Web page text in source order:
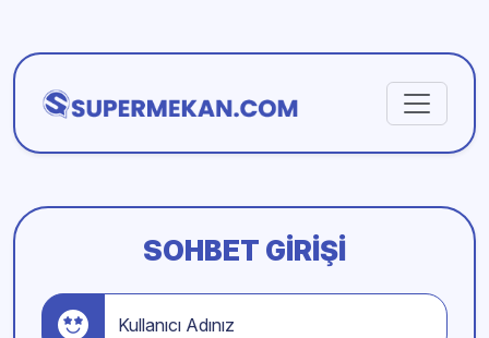
SOHBET GIRIŞI
Kullanıcı Adınız